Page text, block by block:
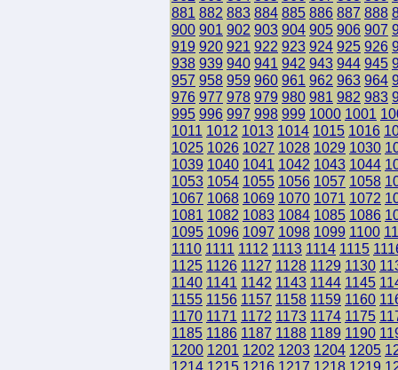
881 882 883 884 885 886 887 888
900 901 902 903 904 905 906 907
919 920 921 922 923 924 925 926
938 939 940 941 942 943 944 945
957 958 959 960 961 962 963 964
976 977 978 979 980 981 982 983
995 996 997 998 999 1000 1001
1011 1012 1013 1014 1015 1016
1025 1026 1027 1028 1029 1030
1039 1040 1041 1042 1043 1044
1053 1054 1055 1056 1057 1058
1067 1068 1069 1070 1071 1072
1081 1082 1083 1084 1085 1086
1095 1096 1097 1098 1099 1100
1110 1111 1112 1113 1114 1115
1125 1126 1127 1128 1129 1130
1140 1141 1142 1143 1144 1145
1155 1156 1157 1158 1159 1160
1170 1171 1172 1173 1174 1175
1185 1186 1187 1188 1189 1190
1200 1201 1202 1203 1204 1205
1214 1215 1216 1217 1218 1219